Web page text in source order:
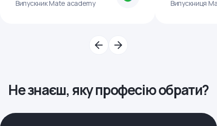
Випускник Mate academy Випускниця
Не знаєш, яку професію обрати?